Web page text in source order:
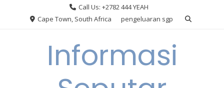
Call Us: +2782 444 YEAH
Cape Town, South Africa
pengeluaran sgp
Informasi